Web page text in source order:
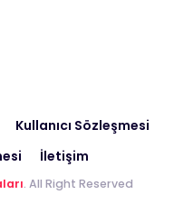
Kullanıcı Sözleşmesi
İletişim
. All Right Reserved